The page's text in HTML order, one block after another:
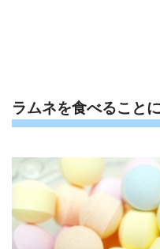
ラムネを食べること